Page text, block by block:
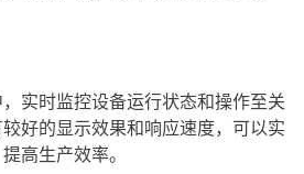
时监控设备运行状态和操作至关
好的显示效果和响应速度，可以实
高生产效率。